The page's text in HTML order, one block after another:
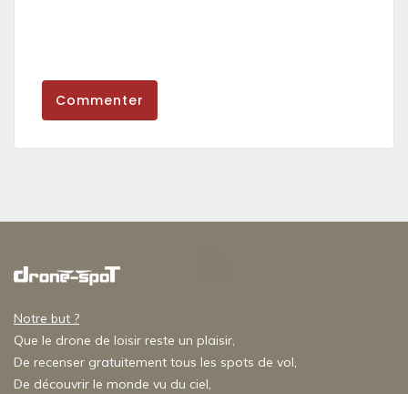
Commenter
Notre but ?
Que le drone de loisir reste un plaisir,
De recenser gratuitement tous les spots de vol,
De découvrir le monde vu du ciel,